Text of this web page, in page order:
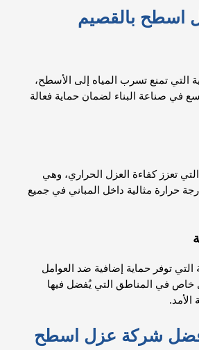
اسطح بالقصيم
التي تمنع تسرب المياه إلى الأسطح،
في صناعة البناء لضمان حماية فعالة
تعزز كفاءة العزل الحراري، وهي
حرارة مثالية داخل المباني في جميع
التي توفر حماية إضافية ضد العوامل
خاص في المناطق التي يُفضل فيها
الأمد.
أفضل شركة عزل اسطح